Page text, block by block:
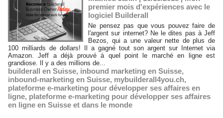
premier mois d'expériences avec le
logiciel Builderall
Ne pensez pas que vous pouvez faire de
l'argent sur internet? Ne le dites pas à Jeff
Bezos, qui a une valeur nette de plus de
100 milliards de dollars! Il a gagné tout son argent sur Internet via
Amazon. Jeff a déjà prouvé à quel point le marché en ligne est
grandiose. Il y a des millions de...
builderall en Suisse, inbound marketing en Suisse,
inbound-marketing en Suisse, mybuilderall4you.ch,
plateforme e-marketing pour développer ses affaires en
ligne, plateforme e-marketing pour développer ses affaires
en ligne en Suisse et dans le monde